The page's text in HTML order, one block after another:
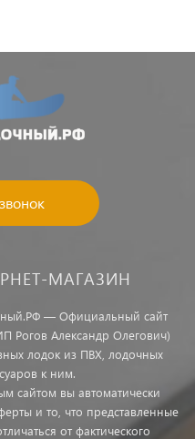
МАГАЗИН
— Официальный сайт
Рогов Александр Олегович)
лодок из ПВХ, лодочных
к ним.
сайтом вы автоматически
и то, что представленные
от фактического